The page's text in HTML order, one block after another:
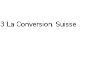
La Conversion, Suisse